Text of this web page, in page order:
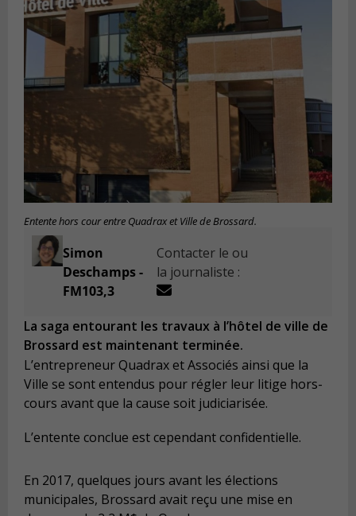
Entente hors cour entre Quadrax et Ville de Brossard.
Simon
Deschamps -
FM103,3
Contacter le ou
la journaliste :
La saga entourant les travaux à l’hôtel de ville de
Brossard est maintenant terminée.
L’entrepreneur Quadrax et Associés ainsi que la
Ville se sont entendus pour régler leur litige hors-
cours avant que la cause soit judiciarisée.
L’entente conclue est cependant confidentielle.
En 2017, quelques jours avant les élections
municipales, Brossard avait reçu une mise en